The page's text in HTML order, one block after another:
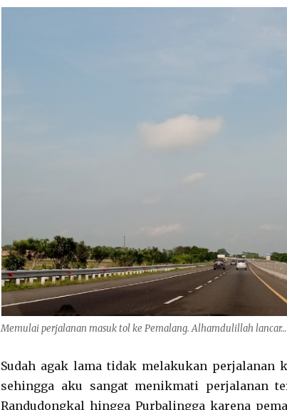
Memulai perjalanan masuk tol ke Pemalang. Alhamdulillah lancar…
Sudah agak lama tidak melakukan perjalanan
sehingga aku sangat menikmati perjalanan
Randudongkal hingga Purbalingga karena